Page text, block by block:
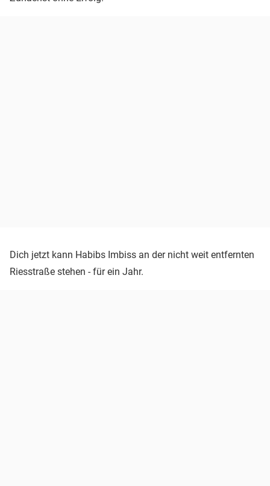
Dich jetzt kann Habibs Imbiss an der nicht weit entfernten
Riesstraße stehen - für ein Jahr.